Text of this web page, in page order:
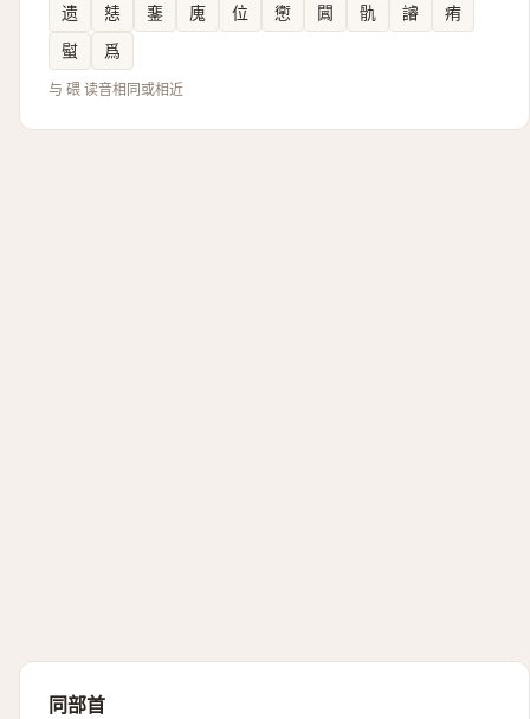
遗 㥨 䥆 廆 位 㦣 䦱 骩 䜜
痏
螱
爲
与 碨 读音相同或相近
同部首